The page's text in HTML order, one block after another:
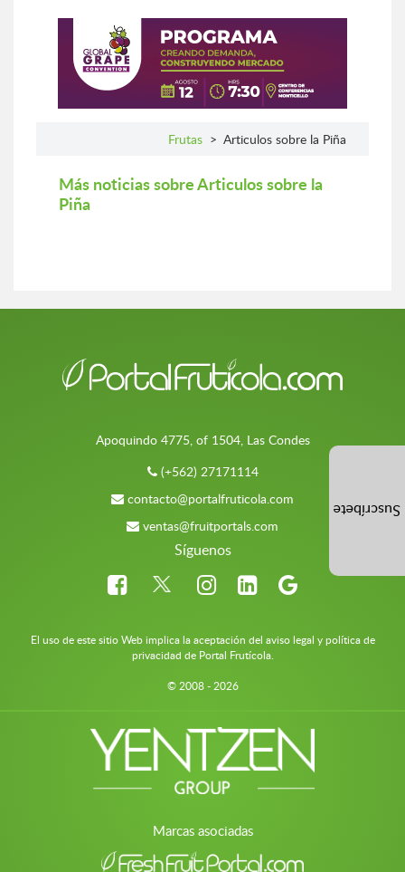
Frutas > Articulos sobre la Piña
Más noticias sobre Articulos sobre la
Piña
Apoquindo 4775, of 1504, Las Condes
(+562) 27171114
contacto@portalfruticola.com
ventas@fruitportals.com
Síguenos
El uso de este sitio Web implica la aceptación del aviso legal y política de
privacidad de Portal Frutícola.
© 2008 - 2026
Marcas asociadas
Suscríbete